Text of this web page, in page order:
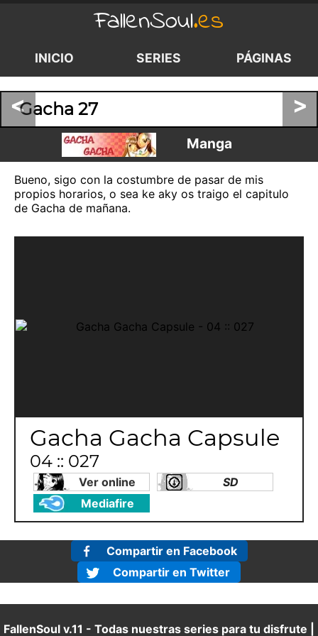
FallenSoul.es
INICIO SERIES PÁGINAS
< >
Gacha 27
Manga
Bueno, sigo con la costumbre de pasar de mis
propios horarios, o sea ke aky os traigo el capitulo
de Gacha de mañana.
Gacha Gacha Capsule
04 :: 027
Ver online
SD
Mediafire
Compartir en Facebook
Compartir en Twitter
FallenSoul v.11 - Todas nuestras series para tu disfrute |